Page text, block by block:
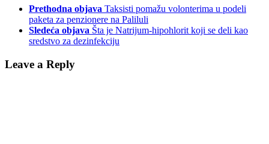
Prethodna objava Taksisti pomažu volonterima u podeli
paketa za penzionere na Paliluli
Sledeća objava Šta je Natrijum-hipohlorit koji se deli kao
sredstvo za dezinfekciju
Leave a Reply